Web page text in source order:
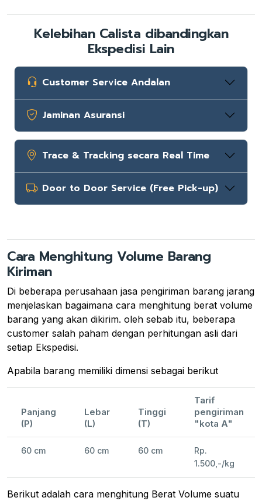
Kelebihan Calista dibandingkan
Ekspedisi Lain
Customer Service Andalan
Jaminan Asuransi
Trace & Tracking secara Real Time
Door to Door Service (Free Pick-up)
Cara Menghitung Volume Barang
Kiriman
Di beberapa perusahaan jasa pengiriman barang jarang
menjelaskan bagaimana cara menghitung berat volume
barang yang akan dikirim. oleh sebab itu, beberapa
customer salah paham dengan perhitungan asli dari
setiap Ekspedisi.
Apabila barang memiliki dimensi sebagai berikut
Panjang
(P)
Lebar
(L)
Tinggi
(T)
Tarif
pengiriman
"kota A"
60 cm 60 cm 60 cm
Rp.
1.500,-/kg
Berikut adalah cara menghitung Berat Volume suatu